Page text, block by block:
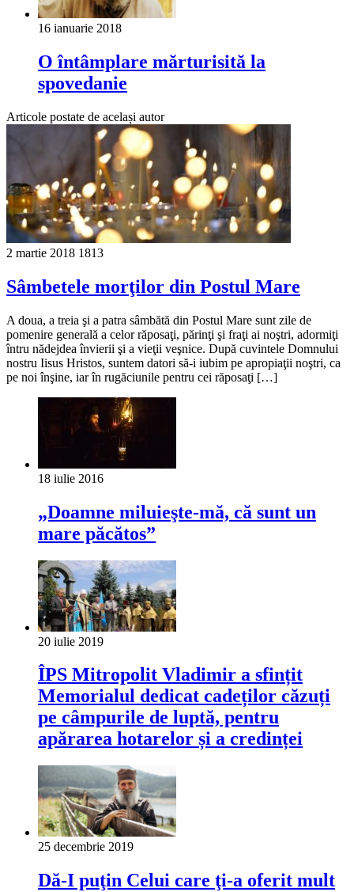
16 ianuarie 2018
O întâmplare mărturisită la
spovedanie
Articole postate de același autor
2 martie 2018 1813
Sâmbetele morţilor din Postul Mare
A doua, a treia şi a patra sâmbătă din Postul Mare sunt zile de
pomenire generală a celor răposaţi, părinţi şi fraţi ai noştri, adormiţi
întru nădejdea învierii şi a vieţii veşnice. După cuvintele Domnului
nostru Iisus Hristos, suntem datori să-i iubim pe apropiaţii noştri, ca
pe noi înşine, iar în rugăciunile pentru cei răposaţi […]
18 iulie 2016
„Doamne miluieşte-mă, că sunt un
mare păcătos”
20 iulie 2019
ÎPS Mitropolit Vladimir a sfințit
Memorialul dedicat cadeților căzuți
pe câmpurile de luptă, pentru
apărarea hotarelor și a credinței
25 decembrie 2019
Dă-I puţin Celui care ţi-a oferit mult